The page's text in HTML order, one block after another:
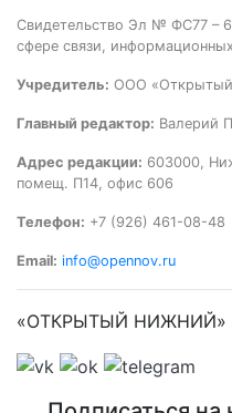
Свидетельство Эл № ФС77 –
сфере связи,
Учредитель: ООО
Главный редактор: Валерий
Адрес редакции: 603000,
помещ. П14, офис 606
Телефон: +7 (926) 461-08-48
Email: info@opennov.ru
«ОТКРЫТЫЙ НИЖНИЙ»